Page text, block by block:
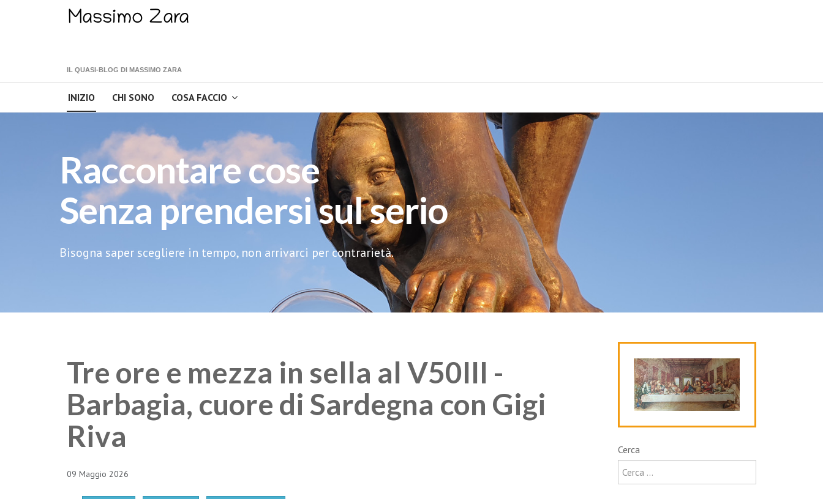
IL QUASI-BLOG DI MASSIMO ZARA
INIZIO CHI SONO COSA FACCIO
Raccontare cose
Senza prendersi sul serio
Bisogna saper scegliere in tempo, non arrivarci per contrarietà.
Tre ore e mezza in sella al V50III -
Barbagia, cuore di Sardegna con Gigi
Riva
09 Maggio 2026
Cerca